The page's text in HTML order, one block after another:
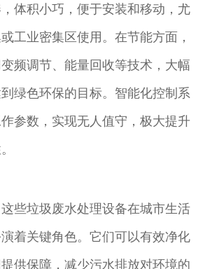
体积小巧，便于安装和移动，尤
工业密集区使用。在节能方面，
频调节、能量回收等技术，大幅
绿色环保的目标。智能化控制系
参数，实现无人值守，极大提升
些垃圾废水处理设备在城市生活
着关键角色。它们可以有效净化
供保障，减少污水排放对环境的